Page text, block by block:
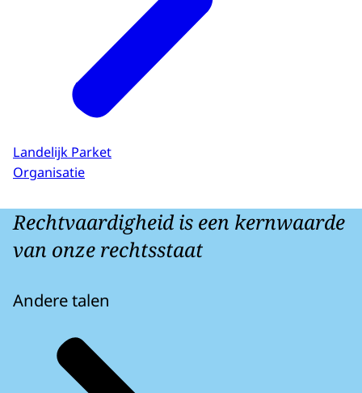
Landelijk Parket
Organisatie
Rechtvaardigheid is een kernwaarde
van onze rechtsstaat
Andere talen